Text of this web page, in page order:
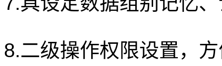
8.二级操作权限设置，